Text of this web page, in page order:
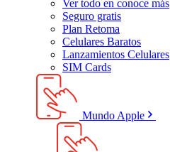
Ver todo en conoce más
Seguro gratis
Plan Retoma
Celulares Baratos
Lanzamientos Celulares
SIM Cards
Mundo Apple